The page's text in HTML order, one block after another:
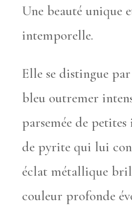
Une beauté unique
intemporelle.
Elle se distingue
bleu outremer
parsemée de
de pyrite qui lui
éclat métallique
couleur profonde